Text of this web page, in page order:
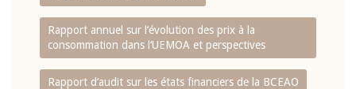
Rapport annuel sur l‘évolution des prix à la
consommation dans l‘UEMOA et perspectives
Rapport d‘audit sur les états financiers de la BCEAO